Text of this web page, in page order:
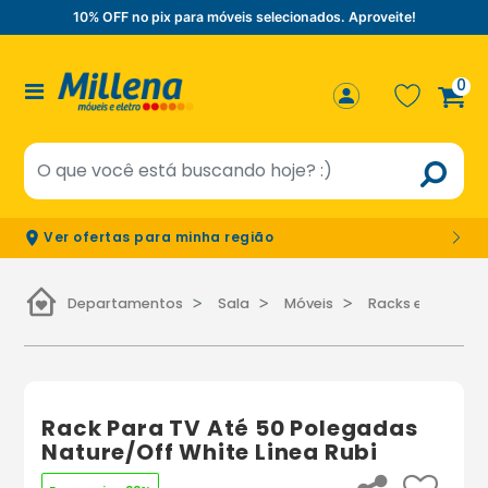
10% OFF no pix para móveis selecionados. Aproveite!
0
Ver ofertas para minha região
Departamentos Sala Móveis Racks e paineis
Rack Para TV Até 50 Polegadas
Nature/Off White Linea Rubi